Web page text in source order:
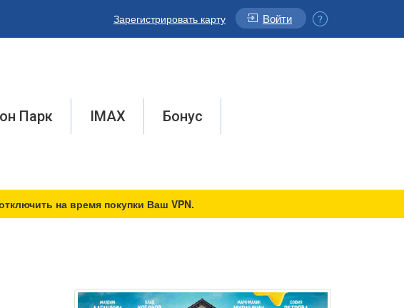
Зарегистрировать карту Войти
Парк IMAX Бонус
на время покупки Ваш VPN.